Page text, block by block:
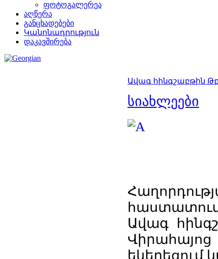
ფოტოგალერეა
აღწერა
განცხადებები
Կանոնադրություն
დაკავშირება
Ավագ հինգշաբթին
სიახლეები
Ավագ